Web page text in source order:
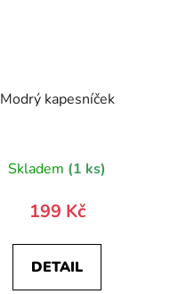
Modrý kapesníček
Skladem (1 ks)
199 Kč
DETAIL